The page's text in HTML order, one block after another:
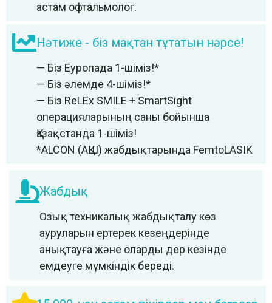
астам офтальмолог.
Нәтиже - біз мақтан тұтатын нәрсе!
— Біз Еуропада 1-шіміз!*
— Біз әлемде 4-шіміз!*
— Біз ReLEx SMILE + SmartSight
операцияларының саны бойынша
Қазақстанда 1-шіміз!
*ALCON (АҚШ) жабдықтарында FemtoLASIK
Жабдық
Озық техникалық жабдықталу көз
ауруларын ертерек кезеңдерінде
анықтауға және оларды дер кезінде
емдеуге мүмкіндік береді.